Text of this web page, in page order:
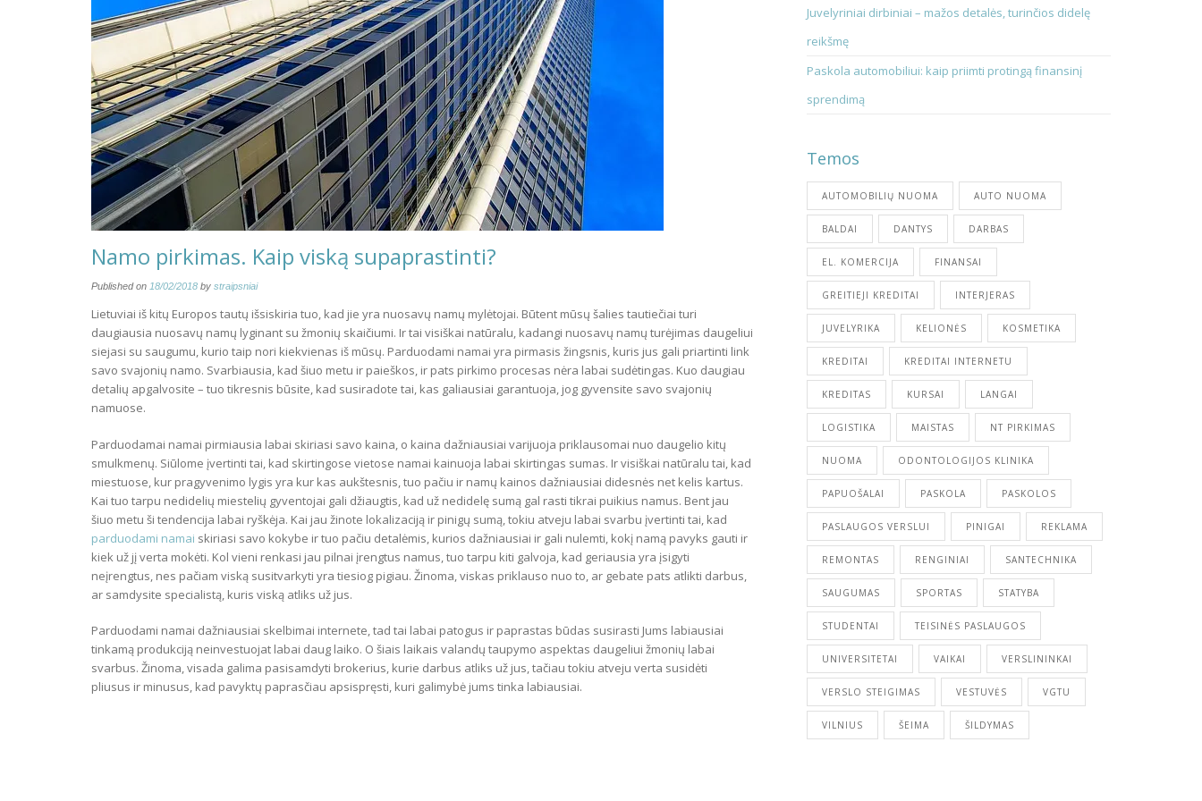
Namo pirkimas. Kaip viską supaprastinti?
Published on 18/02/2018 by straipsniai
Lietuviai iš kitų Europos tautų išsiskiria tuo, kad jie yra nuosavų namų mylėtojai. Būtent mūsų šalies tautiečiai turi
daugiausia nuosavų namų lyginant su žmonių skaičiumi. Ir tai visiškai natūralu, kadangi nuosavų namų turėjimas daugeliui
siejasi su saugumu, kurio taip nori kiekvienas iš mūsų. Parduodami namai yra pirmasis žingsnis, kuris jus gali priartinti link
savo svajonių namo. Svarbiausia, kad šiuo metu ir paieškos, ir pats pirkimo procesas nėra labai sudėtingas. Kuo daugiau
detalių apgalvosite – tuo tikresnis būsite, kad susiradote tai, kas galiausiai garantuoja, jog gyvensite savo svajonių
namuose.
Parduodamai namai pirmiausia labai skiriasi savo kaina, o kaina dažniausiai varijuoja priklausomai nuo daugelio kitų
smulkmenų. Siūlome įvertinti tai, kad skirtingose vietose namai kainuoja labai skirtingas sumas. Ir visiškai natūralu tai, kad
miestuose, kur pragyvenimo lygis yra kur kas aukštesnis, tuo pačiu ir namų kainos dažniausiai didesnės net kelis kartus.
Kai tuo tarpu nedidelių miestelių gyventojai gali džiaugtis, kad už nedidelę sumą gal rasti tikrai puikius namus. Bent jau
šiuo metu ši tendencija labai ryškėja. Kai jau žinote lokalizaciją ir pinigų sumą, tokiu atveju labai svarbu įvertinti tai, kad
parduodami namai skiriasi savo kokybe ir tuo pačiu detalėmis, kurios dažniausiai ir gali nulemti, kokį namą pavyks gauti ir
kiek už jį verta mokėti. Kol vieni renkasi jau pilnai įrengtus namus, tuo tarpu kiti galvoja, kad geriausia yra įsigyti
neįrengtus, nes pačiam viską susitvarkyti yra tiesiog pigiau. Žinoma, viskas priklauso nuo to, ar gebate pats atlikti darbus,
ar samdysite specialistą, kuris viską atliks už jus.
Parduodami namai dažniausiai skelbimai internete, tad tai labai patogus ir paprastas būdas susirasti Jums labiausiai
tinkamą produkciją neinvestuojat labai daug laiko. O šiais laikais valandų taupymo aspektas daugeliui žmonių labai
svarbus. Žinoma, visada galima pasisamdyti brokerius, kurie darbus atliks už jus, tačiau tokiu atveju verta susidėti
pliusus ir minusus, kad pavyktų paprasčiau apsispręsti, kuri galimybė jums tinka labiausiai.
Juvelyriniai dirbiniai – mažos detalės, turinčios didelę
reikšmę
Paskola automobiliui: kaip priimti protingą finansinį
sprendimą
Temos
AUTOMOBILIŲ NUOMA AUTO NUOMA
BALDAI DANTYS DARBAS
EL. KOMERCIJA FINANSAI
GREITIEJI KREDITAI INTERJERAS
JUVELYRIKA KELIONĖS KOSMETIKA
KREDITAI KREDITAI INTERNETU
KREDITAS KURSAI LANGAI
LOGISTIKA MAISTAS NT PIRKIMAS
NUOMA ODONTOLOGIJOS KLINIKA
PAPUOŠALAI PASKOLA PASKOLOS
PASLAUGOS VERSLUI PINIGAI REKLAMA
REMONTAS RENGINIAI SANTECHNIKA
SAUGUMAS SPORTAS STATYBA
STUDENTAI TEISINĖS PASLAUGOS
UNIVERSITETAI VAIKAI VERSLININKAI
VERSLO STEIGIMAS VESTUVĖS VGTU
VILNIUS ŠEIMA ŠILDYMAS